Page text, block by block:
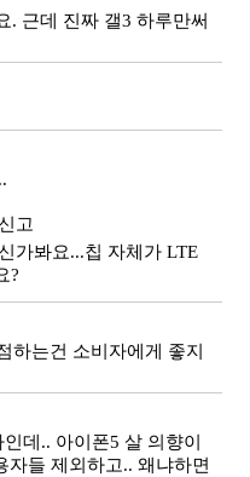
. 근데 진짜 갤3 하루만써
신고
가봐요...칩 자체가 LTE
?
하는건 소비자에게 좋지
데.. 아이폰5 살 의향이
자들 제외하고.. 왜냐하면